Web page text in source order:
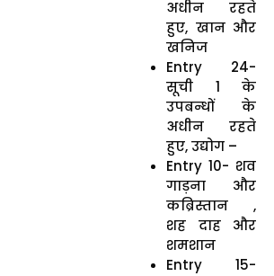
अधीन रहते
हुए, खान और
खनिज
Entry 24-
सूची 1 के
उपबन्धों के
अधीन रहते
हुए, उद्योग –
Entry 10- शव
गाड़ना और
कब्रिस्तान ,
शह दाह और
शमशान
Entry 15-